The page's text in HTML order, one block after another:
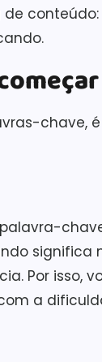
chave,
significa
Por isso,
a